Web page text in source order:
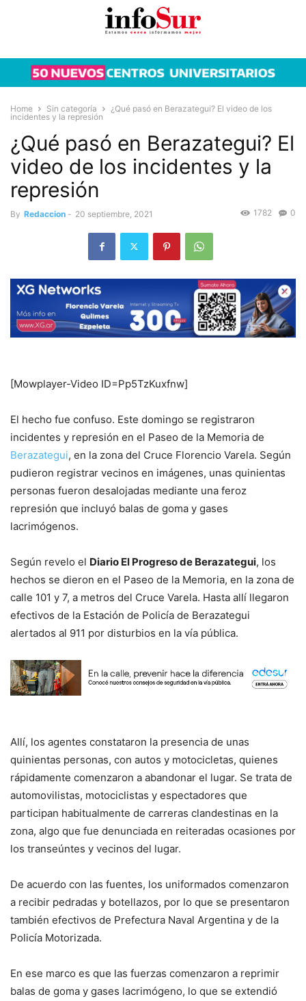
Home Sin categoría
¿Qué pasó en Berazategui? El video de los
incidentes y la represión
¿Qué pasó en Berazategui? El
video de los incidentes y la
represión
By Redaccion - 20 septiembre, 2021 0
1782
[Mowplayer-Video ID=Pp5TzKuxfnw]
El hecho fue confuso. Este domingo se registraron
incidentes y represión en el Paseo de la Memoria de
Berazategui, en la zona del Cruce Florencio Varela. Según
pudieron registrar vecinos en imágenes, unas quinientas
personas fueron desalojadas mediante una feroz
represión que incluyó balas de goma y gases
lacrimógenos.
Según revelo el Diario El Progreso de Berazategui, los
hechos se dieron en el Paseo de la Memoria, en la zona de
calle 101 y 7, a metros del Cruce Varela. Hasta allí llegaron
efectivos de la Estación de Policía de Berazategui
alertados al 911 por disturbios en la vía pública.
Allí, los agentes constataron la presencia de unas
quinientas personas, con autos y motocicletas, quienes
rápidamente comenzaron a abandonar el lugar. Se trata de
automovilistas, motociclistas y espectadores que
participan habitualmente de carreras clandestinas en la
zona, algo que fue denunciada en reiteradas ocasiones por
los transeúntes y vecinos del lugar.
De acuerdo con las fuentes, los uniformados comenzaron
a recibir pedradas y botellazos, por lo que se presentaron
también efectivos de Prefectura Naval Argentina y de la
Policía Motorizada.
En ese marco es que las fuerzas comenzaron a reprimir
balas de goma y gases lacrimógeno, lo que se extendió